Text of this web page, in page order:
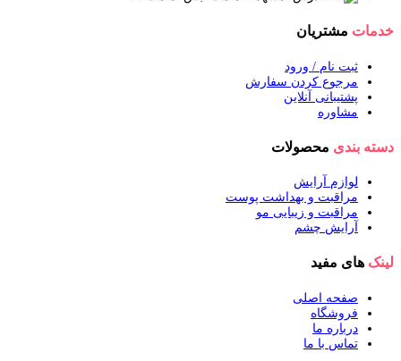
خدمات مشتریان
ثبت نام / ورود
مرجوع کردن سفارش
پشتیبانی آنلاین
مشاوره
دسته بندی محصولات
لوازم آرایش
مراقبت و بهداشت پوست
مراقبت و زیبایی مو
آرایش چشم
لینک های مفید
صفحه اصلی
فروشگاه
درباره ما
تماس با ما